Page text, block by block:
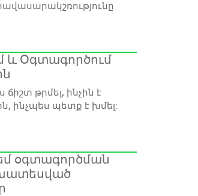
և Օգտագործում
ճիշտ թրմել, ինչին է
ինչպես պետք է խմել:
օգտագործման